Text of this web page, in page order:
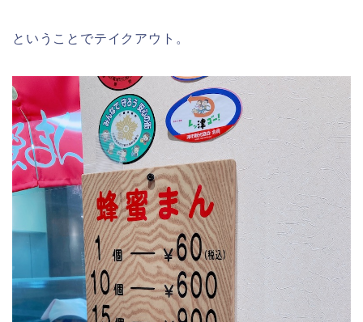
ということでテイクアウト。